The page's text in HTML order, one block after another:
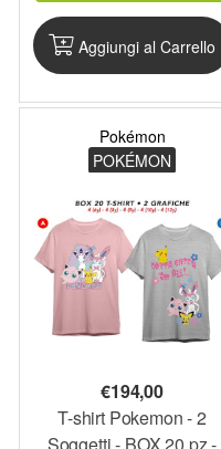
Aggiungi al Carrello
Pokémon
POKÉMON
€194,00
T-shirt Pokemon - 2